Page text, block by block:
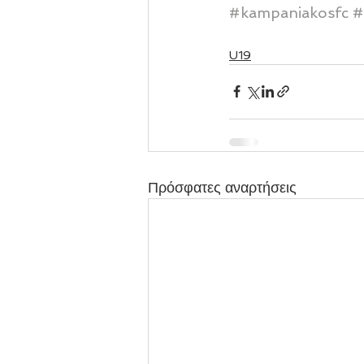
#kampaniakosfc
U19
Πρόσφατες αναρτήσεις